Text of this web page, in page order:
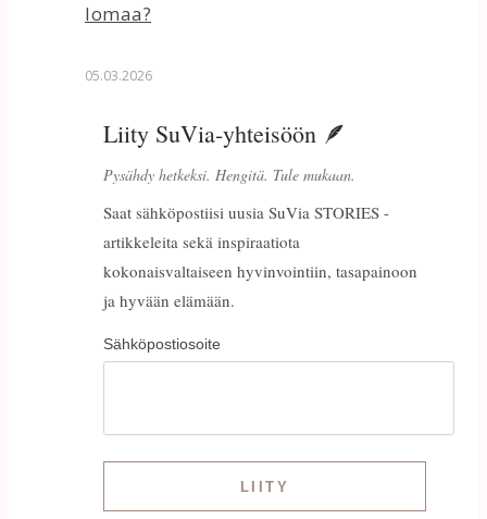
lomaa?
05.03.2026
Liity SuVia-yhteisöön 🪶
Pysähdy hetkeksi. Hengitä. Tule mukaan.
Saat sähköpostiisi uusia SuVia STORIES -
artikkeleita sekä inspiraatiota
kokonaisvaltaiseen hyvinvointiin, tasapainoon
ja hyvään elämään.
Sähköpostiosoite